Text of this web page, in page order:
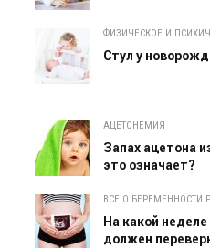
ФИЗИЧЕСКОЕ И
Cтул у
АЦЕТОНЕМИЯ
Запах ацетона
это означает?
ВСЕ О БЕРЕМЕННОСТИ
На какой
должен